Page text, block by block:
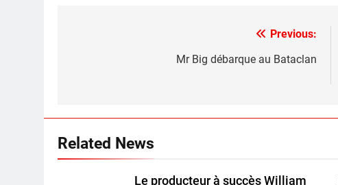
Previous:
Mr Big débarque au Bataclan
Related News
Le producteur à succès William